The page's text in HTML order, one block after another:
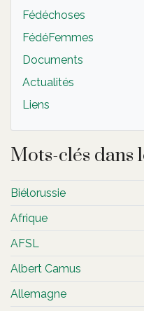
Fédéchoses
FédéFemmes
Documents
Actualités
Liens
Mots-clés dans
Biélorussie
Afrique
AFSL
Albert Camus
Allemagne